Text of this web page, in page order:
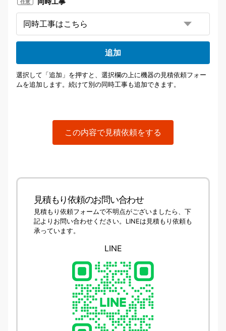
見積もり依頼のお問い合わせ
見積もり依頼フォームで不明点がございましたら、下
記よりお問い合わせください。LINEは見積もり依頼も
承っています。
LINE
任意
追加
選択して「追加」を押すと、選択欄の上に機器の見積依頼フォー
ムを追加します。続けて別の同時工事も追加できます。
この内容で見積依頼をする